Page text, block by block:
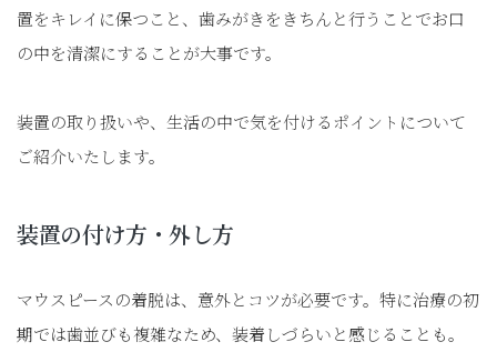
置をキレイに保つこと、歯みがきをきちんと行うことでお口
の中を清潔にすることが大事です。
装置の取り扱いや、生活の中で気を付けるポイントについて
ご紹介いたします。
装置の付け方・外し方
マウスピースの着脱は、意外とコツが必要です。特に治療の初
期では歯並びも複雑なため、装着しづらいと感じることも。